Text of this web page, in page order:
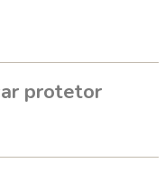
protetor